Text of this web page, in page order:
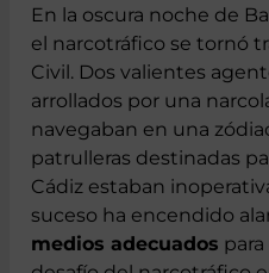
En la oscura noche de
el narcotráfico se tornó
Civil. Dos valientes
arrollados por una
navegaban en una
patrulleras destinadas
Cádiz estaban
suceso ha encendido